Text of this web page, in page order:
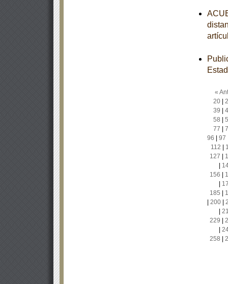
«
20|
39
58
77
96
97
112
127
156
185
200|
229
258